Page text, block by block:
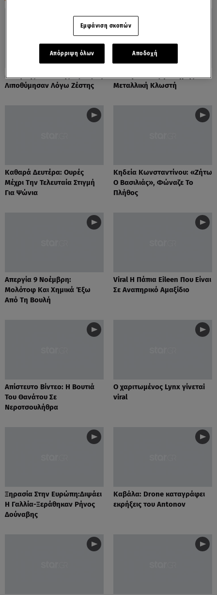
Μέλη Της Βασιλικής Φρουράς
Λιποθύμησαν Λόγω Ζέστης
Εκπληκτικά Έργα Τέχνης Από
Μεταλλική Κλωστή
Καθαρά Δευτέρα: Ουρές
Μέχρι Την Τελευταία Στιγμή
Για Ψώνια
Κηδεία Κωνσταντίνου: «Ζήτω
Ο Βασιλιάς», Φώναζε Το
Πλήθος
Απεργία 9 Νοέμβρη:
Μολότοφ Και Χημικά Έξω
Από Τη Βουλή
Viral Η Πάπια Eileen Που Είναι
Σε Αναπηρικό Αμαξίδιο
Απίστευτο Βίντεο: Η Βουτιά
Του Θανάτου Σε
Νεροτσουλήθρα
O χαριτωμένος Lynx γίνεταi
viral
Ξηρασία Στην Ευρώπη:Διψάει
Η Γαλλία-Ξεράθηκαν Ρήνος
Δούναβης
Καβάλα: Drone καταγράφει
εκρήξεις του Antonov
Εμφάνιση σκοπών
Απόρριψη όλων Αποδοχή